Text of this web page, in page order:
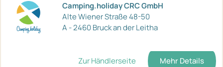
Camping.holiday CRC GmbH
Alte Wiener Straße 48-50
A - 2460 Bruck an der Leitha
Zur Händlerseite Mehr Details